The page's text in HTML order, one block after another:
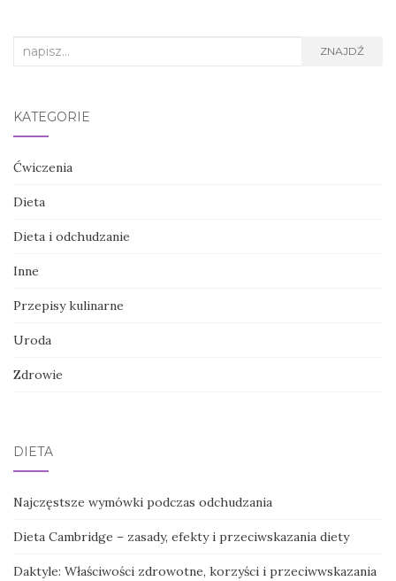
Search
ZNAJDŹ
KATEGORIE
Ćwiczenia
Dieta
Dieta i odchudzanie
Inne
Przepisy kulinarne
Uroda
Zdrowie
DIETA
Najczęstsze wymówki podczas odchudzania
Dieta Cambridge – zasady, efekty i przeciwskazania diety
Daktyle: Właściwości zdrowotne, korzyści i przeciwwskazania